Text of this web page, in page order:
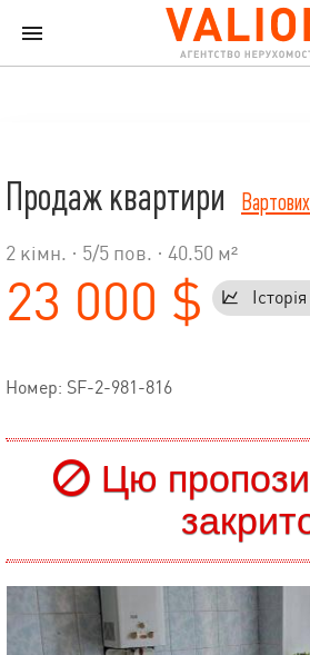
Продаж квартири
2 кімн. · 5/5 пов. · 40.50 м²
23 000 $
Номер: SF-2-981-816
Цю